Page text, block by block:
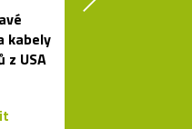
kabely
z USA